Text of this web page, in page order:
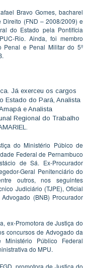
Bravo Gomes, bacharel
(FND – 2008/2009) e
do Estado pela Pontifícia
Rio. Ainda, foi membro
Penal e Penal Militar do 5º
Já exerceu os cargos
Estado do Pará, Analista
e Analista
Regional do Trabalho
do Ministério Púbico de
Federal de Pernambuco
de Sá. Ex-Procurador
Geral Penitenciário do
outros, nos seguintes
Judiciário (TJPE), Oficial
(BNB) Procurador
ex-Promotora de Justiça do
concursos de Advogado da
Público Federal
do MPU.